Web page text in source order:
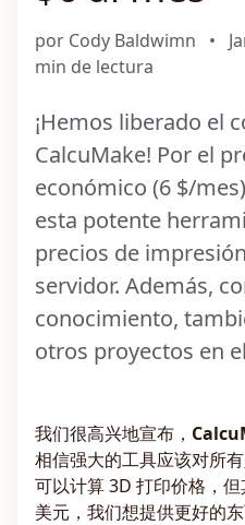
por Cody Baldwimn •
min de lectura
¡Hemos liberado el
CalcuMake! Por el
económico (6 $/
esta potente
precios de
servidor. Además,
conocimiento,
otros proyectos en
我们很高兴地宣布，
相信强大的工具应该对所
可以计算 3D 打印价格，
美元，我们想提供更好的东